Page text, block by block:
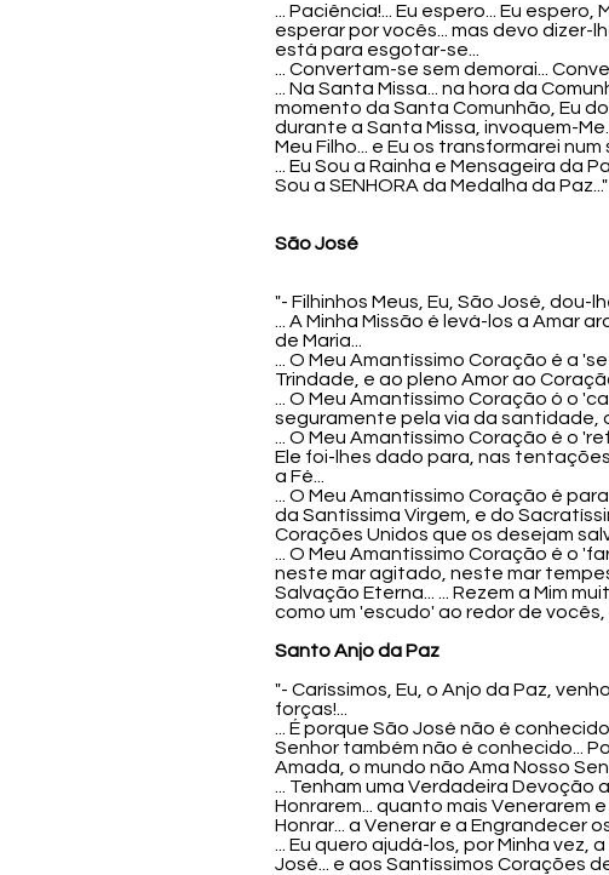
... Paciência!... Eu espero... Eu
esperar por vocês... mas devo dizer-
está para esgotar-se...
... Convertam-se sem demorai...
... Na Santa Missa... na hora da
momento da Santa Comunhão, Eu
durante a Santa Missa, invoquem-
Meu Filho... e Eu os transformarei
... Eu Sou a Rainha e Mensageira da
Sou a SENHORA da Medalha da Paz..."
São José
"- Filhinhos Meus, Eu, São José, dou-
... A Minha Missão é levá-los a
de Maria...
... O Meu Amantíssimo Coração é a
Trindade, e ao pleno Amor ao
... O Meu Amantíssimo Coração ó o
seguramente pela via da santidade,
... O Meu Amantíssimo Coração é o
Ele foi-lhes dado para, nas
a Fé...
... O Meu Amantíssimo Coração é
da Santíssima Virgem, e do
Corações Unidos que os desejam
... O Meu Amantíssimo Coração é o
neste mar agitado, neste mar
Salvação Eterna... ... Rezem a Mim
como um 'escudo' ao redor de
Santo Anjo da Paz
"- Caríssimos, Eu, o Anjo da Paz,
forças!...
... É porque São José não é
Senhor também não é conhecido...
Amada, o mundo não Ama Nosso
... Tenham uma Verdadeira
Honrarem... quanto mais Venerarem
Honrar... a Venerar e a Engrandecer
... Eu quero ajudá-los, por Minha
José... e aos Santíssimos Corações de